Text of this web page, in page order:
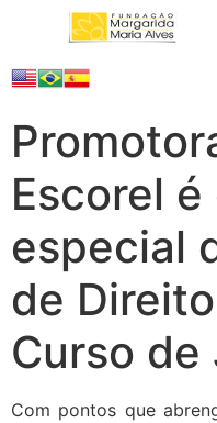
Escorel
especial
de
Curso de
Com pontos que